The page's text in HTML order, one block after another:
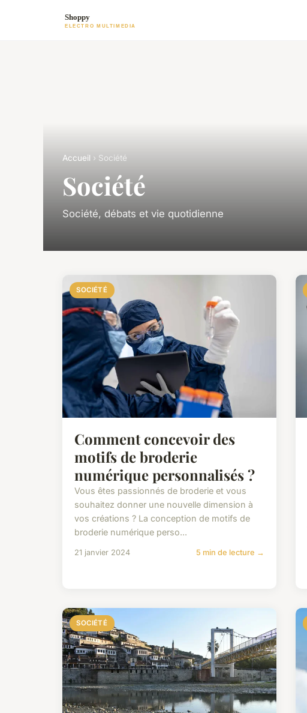
Accueil › Société
Société
Société, débats et vie quotidienne
SOCIÉTÉ
Comment concevoir des
motifs de broderie
numérique personnalisés ?
Vous êtes passionnés de broderie et vous
souhaitez donner une nouvelle dimension à
vos créations ? La conception de motifs de
broderie numérique perso...
21 janvier 2024 5 min de lecture →
SOCIÉTÉ